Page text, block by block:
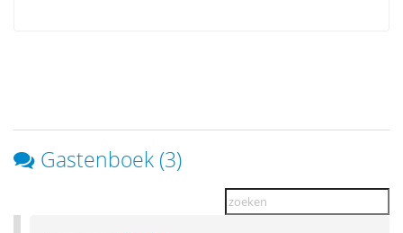
Gastenboek (3)